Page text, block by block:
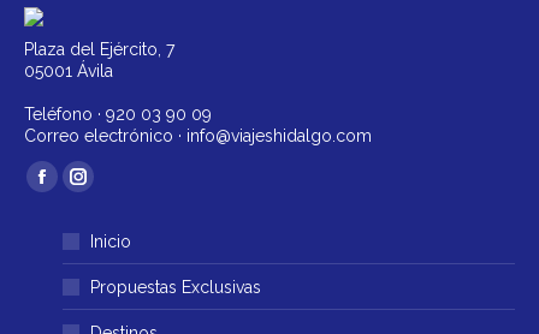
Plaza del Ejército, 7
05001 Ávila
Teléfono · 920 03 90 09
Correo electrónico · info@viajeshidalgo.com
Encuéntranos en:
Facebook
abre
Instagram
se
abre
en
Inicio
Propuestas Exclusivas